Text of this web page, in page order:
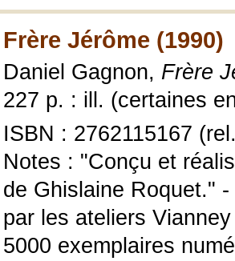
Frère Jérôme (1990)
Daniel Gagnon, Frère
227 p. : ill. (certaines
ISBN : 2762115167
Notes : "Conçu et
de Ghislaine Roquet."
par les ateliers
5000 exemplaires